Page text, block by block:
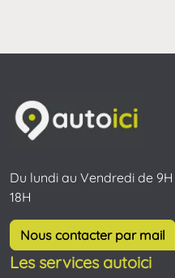
Du lundi au Vendredi de
18H
Nous contacter par mail
Les services autoici